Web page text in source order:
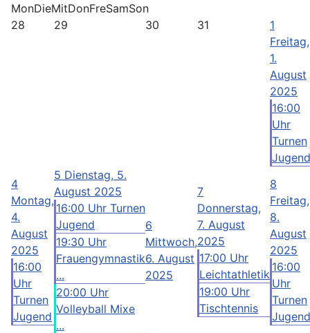
MonDieMitDonFreSamSon
28
29 30 31
1
Freitag,
1.
August
2025
16:00
Uhr
Turnen
Jugend
4
Montag,
4.
August
2025
16:00
Uhr
Turnen
Jugend
5 Dienstag, 5.
August 2025
16:00 Uhr Turnen
Jugend
19:30 Uhr
Frauengymnastik
...
20:00 Uhr
Volleyball Mixe
...
6
Mittwoch,
6. August
2025
7
Donnerstag,
7. August
2025
17:00 Uhr
Leichtathletik
19:00 Uhr
Tischtennis
8
Freitag,
8.
August
2025
16:00
Uhr
Turnen
Jugend